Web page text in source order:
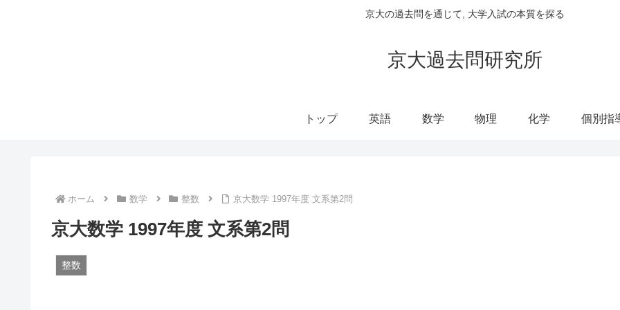
京大の過去問を通じて, 大学入試の本質を探る
京大過去問研究所
トップ 英語 数学 物理 化学 個別指
ホーム 数学 整数 京大数学 1997年度 文系第2問
京大数学 1997年度 文系第2問
整数